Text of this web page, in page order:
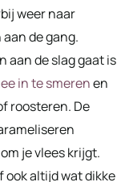
weer naar
de gang.
aan de slag gaat is
in te smerenen
roosteren. De
je vlees krijgt.
ook altijd wat dikke